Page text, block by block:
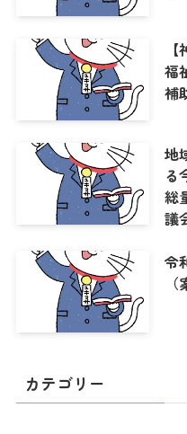
福
補
地
る
総
議
令
カテゴリー